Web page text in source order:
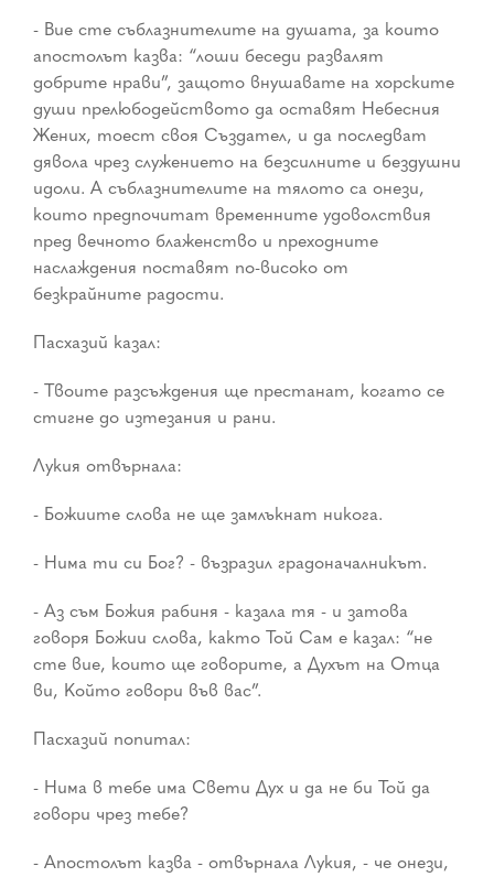
- Вие сте съблазнителите на душата, за които
апостолът казва: “лоши беседи развалят
добрите нрави”, защото внушавате на хорските
души прелюбодейството да оставят Небесния
Жених, тоест своя Създател, и да последват
дявола чрез служението на безсилните и бездушни
идоли. А съблазнителите на тялото са онези,
които предпочитат временните удоволствия
пред вечното блаженство и преходните
наслаждения поставят по-високо от
безкрайните радости.
Пасхазий казал:
- Твоите разсъждения ще престанат, когато се
стигне до изтезания и рани.
Лукия отвърнала:
- Божиите слова не ще замлъкнат никога.
- Нима ти си Бог? - възразил градоначалникът.
- Аз съм Божия рабиня - казала тя - и затова
говоря Божии слова, както Той Сам е казал: “не
сте вие, които ще говорите, а Духът на Отца
ви, Който говори във вас”.
Пасхазий попитал:
- Нима в тебе има Свети Дух и да не би Той да
говори чрез тебе?
- Апостолът казва - отвърнала Лукия, - че онези,